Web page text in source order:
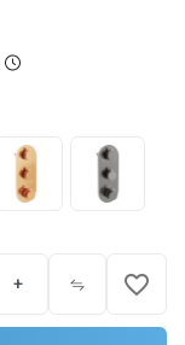
+ favorite_border